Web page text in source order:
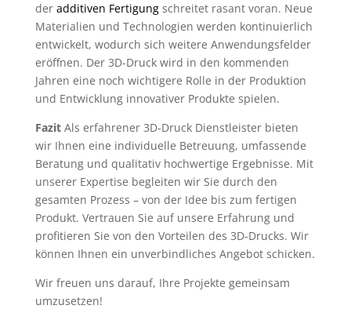
der additiven Fertigungschreitet rasant voran. Neue
Materialien und Technologien werden kontinuierlich
entwickelt, wodurch sich weitere Anwendungsfelder
eröffnen. Der 3D-Druck wird in den kommenden
Jahren eine noch wichtigere Rolle in der Produktion
und Entwicklung innovativer Produkte spielen.
FazitAls erfahrener 3D-Druck Dienstleister bieten
wir Ihnen eine individuelle Betreuung, umfassende
Beratung und qualitativ hochwertige Ergebnisse. Mit
unserer Expertise begleiten wir Sie durch den
gesamten Prozess – von der Idee bis zum fertigen
Produkt. Vertrauen Sie auf unsere Erfahrung und
profitieren Sie von den Vorteilen des 3D-Drucks. Wir
können Ihnen ein unverbindliches Angebot schicken.
Wir freuen uns darauf, Ihre Projekte gemeinsam
umzusetzen!